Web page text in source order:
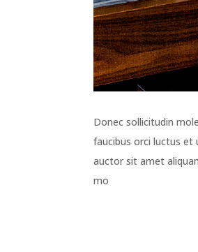
Donec sollicitudin
faucibus orci luctus et
auctor sit amet
mo